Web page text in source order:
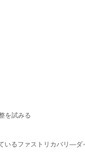
を試みる
いるファストリカバリ―ダ